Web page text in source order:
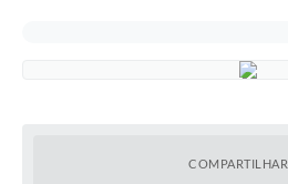
COMPARTILHAR